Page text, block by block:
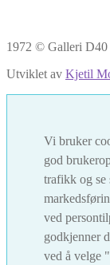
1972 © Galleri D40
Utviklet av Kjetil
Vi bruker
god
trafikk og se
ved
godkjenner
ved å velge